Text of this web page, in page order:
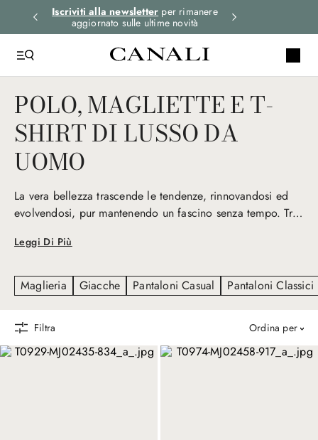
Iscriviti alla newsletter per rimanere
aggiornato sulle ultime novità
POLO, MAGLIETTE E T-
SHIRT DI LUSSO DA
UOMO
Leggi Di Più
La vera bellezza trascende le tendenze, rinnovandosi ed
evolvendosi, pur mantenendo un fascino senza tempo. Tra
sono le polo e le t-shirt di lusso da uomo, che sono la
Maglieria
Giacche Pantaloni Casual Pantaloni Classici
Filtra ordina per